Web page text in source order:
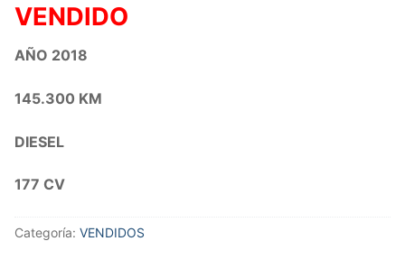
VENDIDO
AÑO 2018
145.300 KM
DIESEL
177 CV
Categoría: VENDIDOS